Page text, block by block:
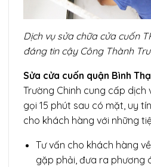
Dịch vụ sửa chữa cửa cuốn
đáng tin cậy Công Thành
Sửa cửa cuốn quận Bình
Trường Chinh cung cấp dịch
gọi 15 phút sau có mặt, uy
cho khách hàng với những
Tư vấn cho khách hàng
gặp phải, đưa ra phương